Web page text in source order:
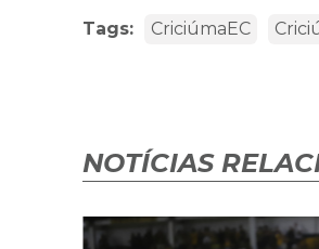
Tags: CriciúmaEC
NOTÍCIAS